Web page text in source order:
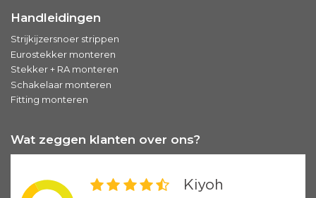
Handleidingen
Strijkijzersnoer strippen
Eurostekker monteren
Stekker + RA monteren
Schakelaar monteren
Fitting monteren
Wat zeggen klanten over ons?